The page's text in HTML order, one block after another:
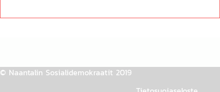
© Naantalin Sosialidemokraatit 2019